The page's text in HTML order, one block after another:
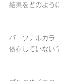
結果をどのよう
パーソナルカラ
依存していない